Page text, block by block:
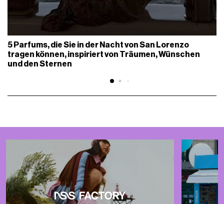
5 Parfums, die Sie in der Nacht von San Lorenzo
tragen können, inspiriert von Träumen, Wünschen
und den Sternen